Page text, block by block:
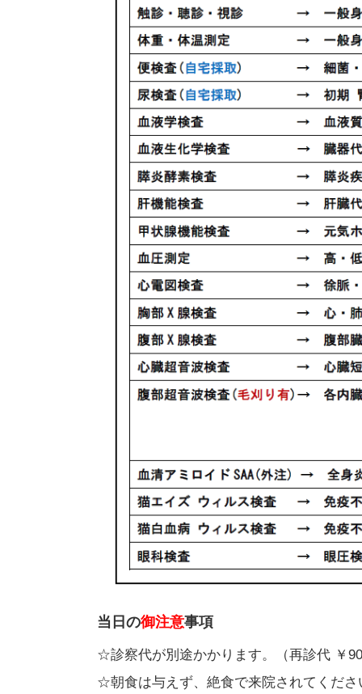
当日の御注意事項
☆診察代が別途かかります。（再診代 ￥
☆朝食は与えず、絶食で来院されてくだ